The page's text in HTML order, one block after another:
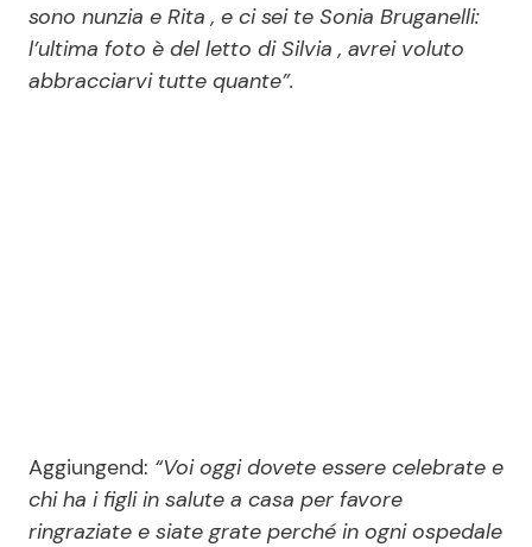
sono nunzia e Rita , e ci sei te Sonia Bruganelli:
l’ultima foto è del letto di Silvia , avrei voluto
abbracciarvi tutte quante”.
Aggiungend: “Voi oggi dovete essere celebrate e
chi ha i figli in salute a casa per favore
ringraziate e siate grate perché in ogni ospedale